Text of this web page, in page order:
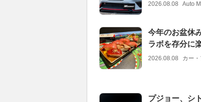
2026.08.08 Auto
今年のお盆休
ラボを存分に
2026.08.08 カー
プジョー、シ